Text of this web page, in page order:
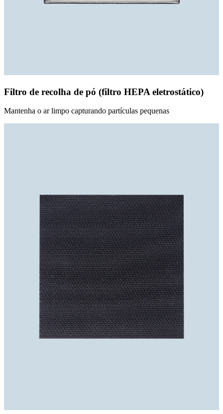
Filtro de recolha de pó (filtro HEPA eletrostático)
Mantenha o ar limpo capturando partículas pequenas